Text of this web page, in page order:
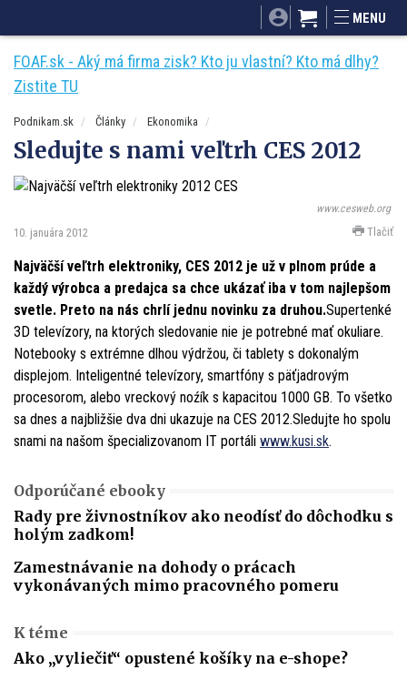
Mnamky-recepty.sk
MENU
FOAF.sk - Aký má firma zisk? Kto ju vlastní? Kto má dlhy?
Zistite TU
Podnikam.sk Články Ekonomika
Sledujte s nami veľtrh CES 2012
www.cesweb.org
10. januára 2012 Tlačiť
Najväčší veľtrh elektroniky, CES 2012 je už v plnom prúde a
každý výrobca a predajca sa chce ukázať iba v tom najlepšom
svetle. Preto na nás chrlí jednu novinku za druhou.Supertenké
3D televízory, na ktorých sledovanie nie je potrebné mať okuliare.
Notebooky s extrémne dlhou výdržou, či tablety s dokonalým
displejom. Inteligentné televízory, smartfóny s päťjadrovým
procesorom, alebo vreckový noźík s kapacitou 1000 GB. To všetko
sa dnes a najbližšie dva dni ukazuje na CES 2012.Sledujte ho spolu
snami na našom špecializovanom IT portáli www.kusi.sk.
Odporúčané ebooky
Rady pre živnostníkov ako neodísť do dôchodku s
holým zadkom!
Zamestnávanie na dohody o prácach
vykonávaných mimo pracovného pomeru
K téme
Ako „vyliečiť“ opustené košíky na e-shope?